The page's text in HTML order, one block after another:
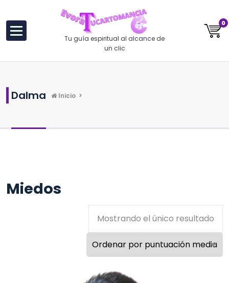
Tu guía espiritual al alcance de
un clic
0
Dalma Inicio >
Miedos
Mostrando el único resultado